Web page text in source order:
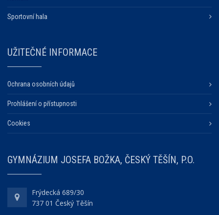
Sportovní hala
UŽITEČNÉ INFORMACE
Ochrana osobních údajů
Prohlášení o přístupnosti
Cookies
GYMNÁZIUM JOSEFA BOŽKA, ČESKÝ TĚŠÍN, P.O.
Frýdecká 689/30
737 01 Český Těšín